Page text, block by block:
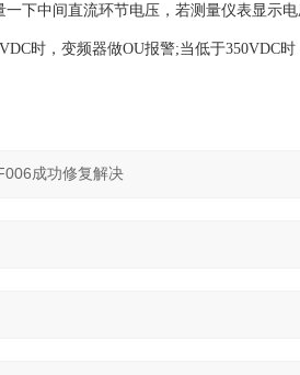
下中间直流环节电压，若测量仪表显示
时，变频器做OU报警;当低于350VDC时